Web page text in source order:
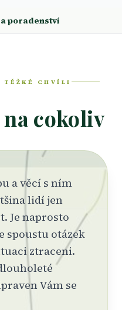
poradenství
TĚŽKÉ CHVÍLI
na cokoliv
a věcí s ním
lidí jen
Je naprosto
spoustu otázek
ztraceni.
Vám se